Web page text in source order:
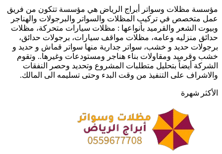
والمواصفات
منزلية
اسعار
سواتر
الحوش
والسطح
مؤسسة مظلات وسواتر أبراج الرياض هي مؤسسة تتكون من فريق
عمل متخصص في تركيب المظلات والسواتر والبرجولات والهناجر
وبيوت الشعر والقرميد بأنواعها : مظلات سيارات متحركة، مظلات
حدائق منزليه وعامه، مظلات مواقف سيارات، برجولات حدائق،
برجولات حديد و خشب، سواتر جدارية منها سواتر قماش و حديد و
خشب وقرميد ومقاولات بناء هناجر ومستودعات وغيرها.. وتقوم
الشركة أيضاً بتحليل متطلبات المشروع وتحديد وحصر النفقات
والاشراف على التنفيذ من وقت البدء وحتى تسليمه الى المالك.
الأكثر شهرة